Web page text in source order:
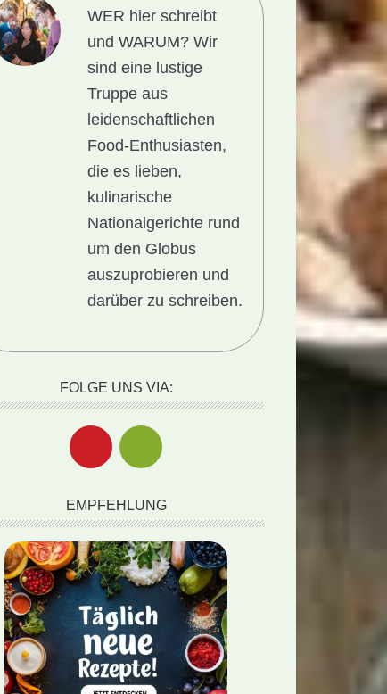
WER hier schreibt
und WARUM?Wir
sind eine lustige
Truppe aus
leidenschaftlichen
Food-Enthusiasten,
die es lieben,
kulinarische
Nationalgerichte rund
um den Globus
auszuprobieren und
darüber zu schreiben.
FOLGE UNS VIA:
EMPFEHLUNG